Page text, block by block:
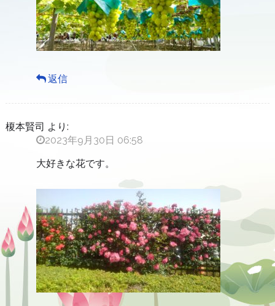
返信
榎本賢司 より:
2023年9月30日 06:58
大好きな花です。